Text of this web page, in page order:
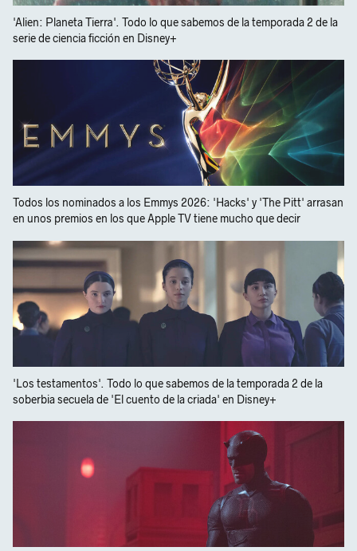
'Alien: Planeta Tierra'. Todo lo que sabemos de la temporada 2 de la
serie de ciencia ficción en Disney+
Todos los nominados a los Emmys 2026: 'Hacks' y 'The Pitt' arrasan
en unos premios en los que Apple TV tiene mucho que decir
'Los testamentos'. Todo lo que sabemos de la temporada 2 de la
soberbia secuela de 'El cuento de la criada' en Disney+